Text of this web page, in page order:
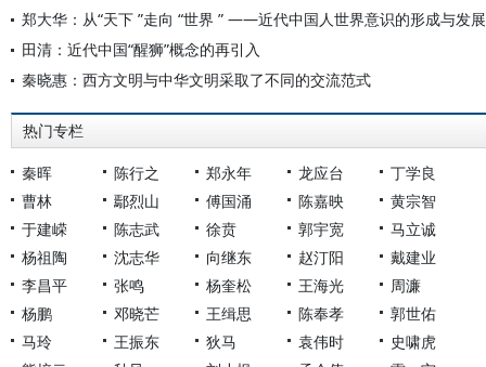
郑大华：从“天下 ”走向 “世界 ” ——近代中国人世界意识的形成与发展
田清：近代中国“醒狮”概念的再引入
秦晓惠：西方文明与中华文明采取了不同的交流范式
热门专栏
秦晖 陈行之 郑永年 龙应台
丁学良
曹林
鄢烈山 傅国涌 陈嘉映
黄宗智
于建嵘
陈志武 徐贲 郭宇宽
马立诚
杨祖陶
沈志华 向继东 赵汀阳
戴建业
李昌平
张鸣 杨奎松 王海光
周濂
杨鹏
邓晓芒 王缉思 陈奉孝
郭世佑
马玲
王振东 狄马 袁伟时
史啸虎